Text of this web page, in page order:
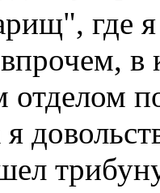
где
в
отделом
я